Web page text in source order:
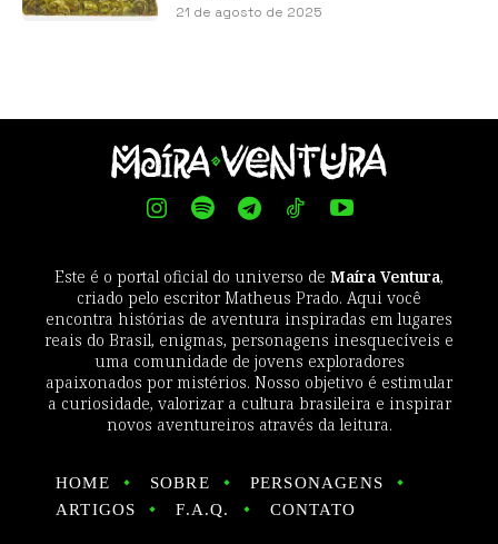
21 de agosto de 2025
Este é o portal oficial do universo de Maíra Ventura,
criado pelo escritor Matheus Prado. Aqui você
encontra histórias de aventura inspiradas em lugares
reais do Brasil, enigmas, personagens inesquecíveis e
uma comunidade de jovens exploradores
apaixonados por mistérios. Nosso objetivo é estimular
a curiosidade, valorizar a cultura brasileira e inspirar
novos aventureiros através da leitura.
HOME SOBRE
PERSONAGENS
ARTIGOS
F.A.Q. CONTATO